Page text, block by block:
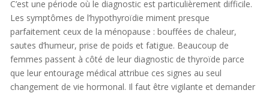
C’est une période où le diagnostic est particulièrement difficile.
Les symptômes de l’hypothyroïdie miment presque
parfaitement ceux de la ménopause : bouffées de chaleur,
sautes d’humeur, prise de poids et fatigue. Beaucoup de
femmes passent à côté de leur diagnostic de thyroïde parce
que leur entourage médical attribue ces signes au seul
changement de vie hormonal. Il faut être vigilante et demander